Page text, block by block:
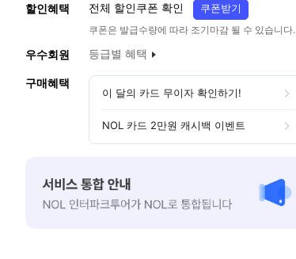
할인혜택 전체 할인쿠폰 확인 쿠폰받기
쿠폰은 발급수량에 따라 조기마감 될 수 있습니다.
우수회원 등급별 혜택
구매혜택
이 달의 카드 무이자 확인하기!
NOL 카드 2만원 캐시백 이벤트